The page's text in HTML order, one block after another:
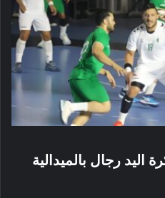
اليد رجال بالميدالية